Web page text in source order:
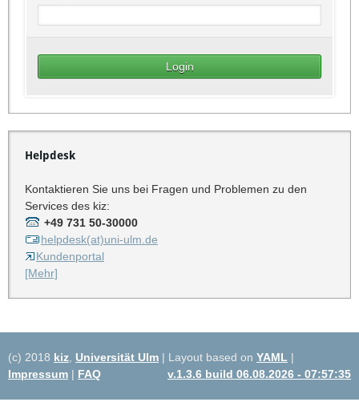
Helpdesk
Kontaktieren Sie uns bei Fragen und Problemen zu den
Services des kiz:
+49 731 50-30000
helpdesk(at)uni-ulm.de
Kundenportal
[Mehr]
(c) 2018 kiz Universität Ulm | Layout based on YAML |
Impressum | FAQ v.1.3.6 build 06.08.2026 - 07:57:35